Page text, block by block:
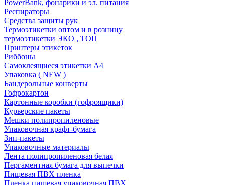
PowerBank, фонарики и эл. питания
Респираторы
Средства защиты рук
Термоэтикетки оптом и в розницу
термоэтикетки ЭКО , ТОП
Принтеры этикеток
Риббоны
Самоклеящиеся этикетки А4
Упаковка ( NEW )
Бандерольные конверты
Гофрокартон
Картонные коробки (гофроящики)
Курьерские пакеты
Мешки полипропиленовые
Упаковочная крафт-бумага
Зип-пакеты
Упаковочные материалы
Лента полипропиленовая белая
Пергаментная бумага для выпечки
Пищевая ПВХ пленка
Пленка пищевая упаковочная ПВХ